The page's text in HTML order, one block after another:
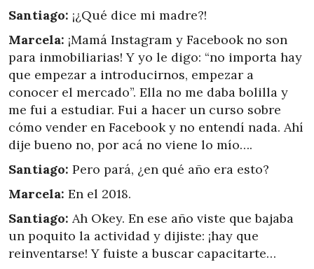
Santiago: ¡¿Qué dice mi madre?!
Marcela: ¡Mamá Instagram y Facebook no son
para inmobiliarias! Y yo le digo: “no importa hay
que empezar a introducirnos, empezar a
conocer el mercado”. Ella no me daba bolilla y
me fui a estudiar. Fui a hacer un curso sobre
cómo vender en Facebook y no entendí nada. Ahí
dije bueno no, por acá no viene lo mío….
Santiago: Pero pará, ¿en qué año era esto?
Marcela: En el 2018.
Santiago: Ah Okey. En ese año viste que bajaba
un poquito la actividad y dijiste: ¡hay que
reinventarse! Y fuiste a buscar capacitarte…